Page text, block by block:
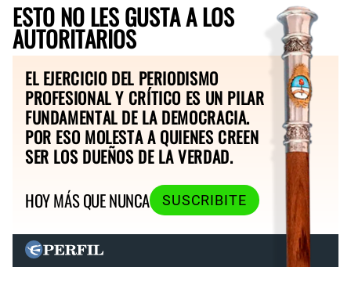
ESTO NO LES GUSTA A LOS
AUTORITARIOS
EL EJERCICIO DEL PERIODISMO
PROFESIONAL Y CRÍTICO ES UN PILAR
FUNDAMENTAL DE LA DEMOCRACIA.
POR ESO MOLESTA A QUIENES CREEN
SER LOS DUEÑOS DE LA VERDAD.
HOY MÁS QUE NUNCA
SUSCRIBITE